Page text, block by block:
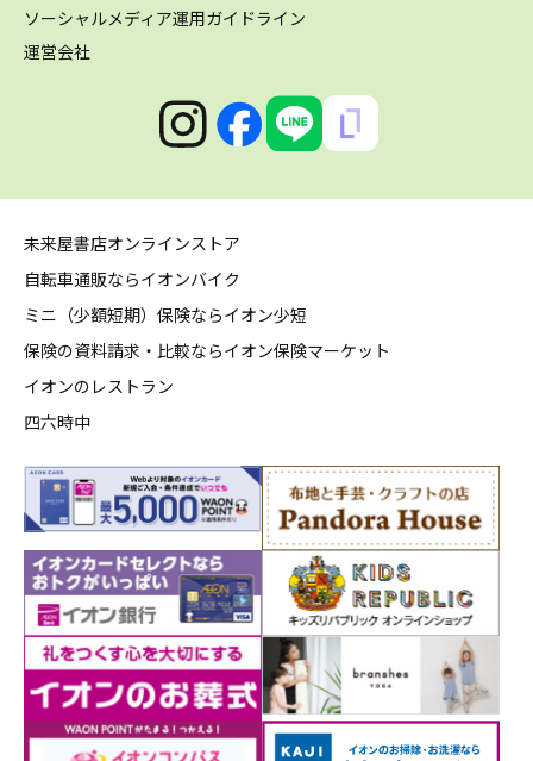
ソーシャルメディア運用ガイドライン
運営会社
未来屋書店オンラインストア
自転車通販ならイオンバイク
ミニ（少額短期）保険ならイオン少短
保険の資料請求・比較ならイオン保険マーケット
イオンのレストラン
四六時中